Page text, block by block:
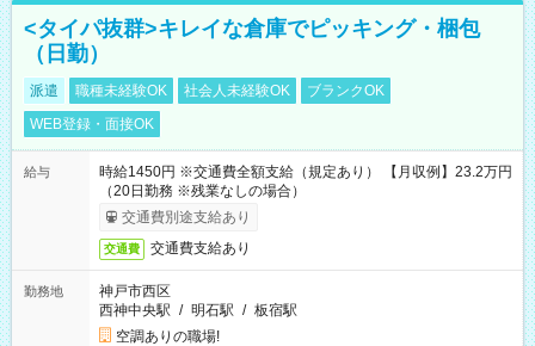
<タイパ抜群>キレイな倉庫でピッキング・梱包
（日勤）
派遣 職種未経験OK 社会人未経験OK
ブランクOK
WEB登録・面接OK
給与
時給1450円 ※交通費全額支給（規定あり） 【月収例】23.2万円
（20日勤務 ※残業なしの場合）
交通費別途支給あり
交通費 交通費支給あり
勤務地
神戸市西区
西神中央駅 / 明石駅 / 板宿駅
空調ありの職場!